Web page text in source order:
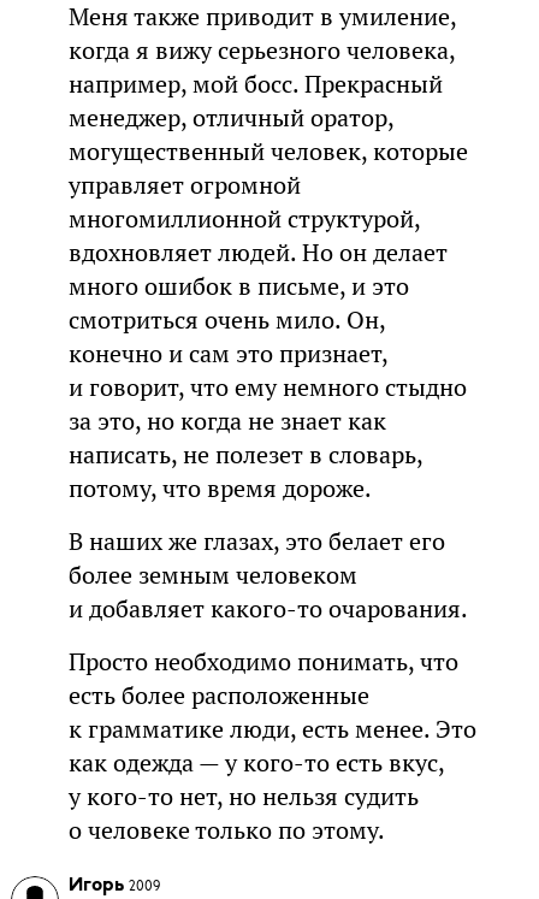
Меня также приводит в умиление,
когда я вижу серьезного человека,
например, мой босс. Прекрасный
менеджер, отличный оратор,
могущественный человек, которые
управляет огромной
многомиллионной структурой,
вдохновляет людей. Но он делает
много ошибок в письме, и это
смотриться очень мило. Он,
конечно и сам это признает,
и говорит, что ему немного стыдно
за это, но когда не знает как
написать, не полезет в словарь,
потому, что время дороже.
В наших же глазах, это белает его
более земным человеком
и добавляет какого-то очарования.
Просто необходимо понимать, что
есть более расположенные
к грамматике люди, есть менее. Это
как одежда — у кого-то есть вкус,
у кого-то нет, но нельзя судить
о человеке только по этому.
Игорь 2009